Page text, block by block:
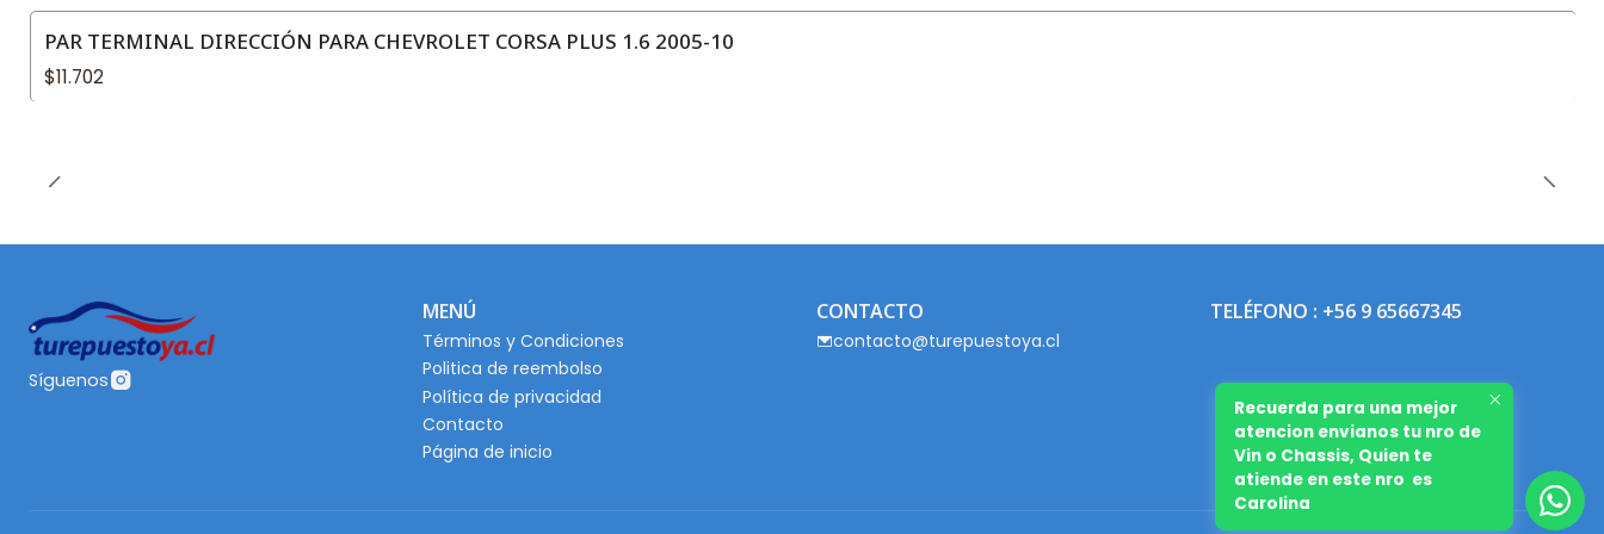
PAR TERMINAL DIRECCIÓN PARA CHEVROLET CORSA PLUS 1.6 2005-10
$11.702
Síguenos
MENÚ
Términos y Condiciones
Politica de reembolso
Política de privacidad
Contacto
Página de inicio
CONTACTO
contacto@turepuestoya.cl
TELÉFONO : +56 9 65667345
Recuerda para una mejor
atencion envianos tu nro de
Vin o Chassis, Quien te
atiende en este nro es
Carolina